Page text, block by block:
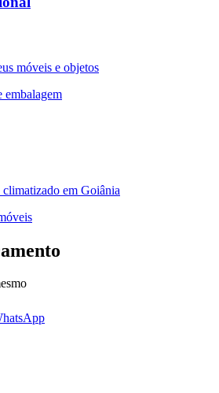
móveis e objetos
embalagem
em Goiânia